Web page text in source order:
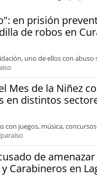
en prisión
de robos en
uno de ellos con abuso
Mes de la Niñez
en distintos
juegos, música,
de amenazar
Carabineros en